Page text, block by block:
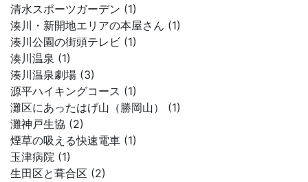
清水スポーツガーデン (1)
湊川・新開地エリアの本屋さん (1)
湊川公園の街頭テレビ (1)
湊川温泉 (1)
湊川温泉劇場 (3)
源平ハイキングコース (1)
灘区にあったはげ山（勝岡山） (1)
灘神戸生協 (2)
煙草の吸える快速電車 (1)
玉津病院 (1)
生田区と葺合区 (2)